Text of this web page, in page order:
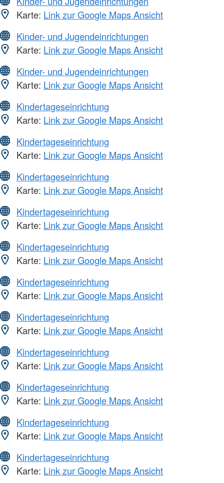
Karte: Link zur Google Maps Ansicht
Kinder- und Jugendeinrichtungen
Karte: Link zur Google Maps Ansicht
Kinder- und Jugendeinrichtungen
Karte: Link zur Google Maps Ansicht
Kindertageseinrichtung
Karte: Link zur Google Maps Ansicht
Kindertageseinrichtung
Karte: Link zur Google Maps Ansicht
Kindertageseinrichtung
Karte: Link zur Google Maps Ansicht
Kindertageseinrichtung
Karte: Link zur Google Maps Ansicht
Kindertageseinrichtung
Karte: Link zur Google Maps Ansicht
Kindertageseinrichtung
Karte: Link zur Google Maps Ansicht
Kindertageseinrichtung
Karte: Link zur Google Maps Ansicht
Kindertageseinrichtung
Karte: Link zur Google Maps Ansicht
Kindertageseinrichtung
Karte: Link zur Google Maps Ansicht
Kindertageseinrichtung
Karte: Link zur Google Maps Ansicht
Kindertageseinrichtung
Karte: Link zur Google Maps Ansicht